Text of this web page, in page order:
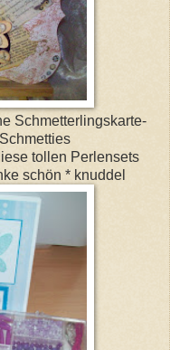
Schmetterlingskarte-
tollen Perlensets
schön * knuddel